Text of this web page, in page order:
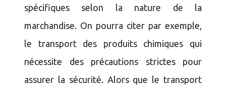
spécifiques selon la nature de la
marchandise. On pourra citer par exemple,
le transport des produits chimiques qui
nécessite des précautions strictes pour
assurer la sécurité. Alors que le transport